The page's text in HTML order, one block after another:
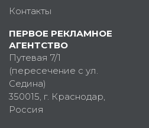
Контакты
ПЕРВОЕ РЕКЛАМНОЕ
АГЕНТСТВО
Путевая 7/1
(пересечение с ул.
Седина)
350015 , г. Краснодар,
Россия